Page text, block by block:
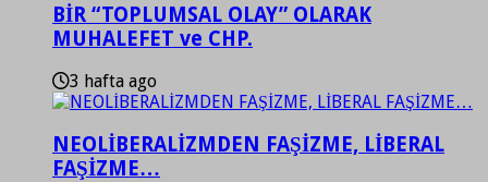
BİR “TOPLUMSAL OLAY” OLARAK
MUHALEFET ve CHP.
3 hafta ago
NEOLİBERALİZMDEN FAŞİZME, LİBERAL
FAŞİZME…